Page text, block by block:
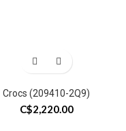
Crocs (209410-2Q9)
C$2,220.00